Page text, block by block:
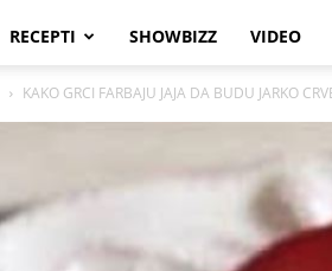
RECEPTI SHOWBIZZ VIDEO
KAKO GRCI FARBAJU JAJA DA BUDU JARKO